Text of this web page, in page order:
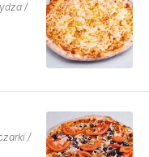
/
/